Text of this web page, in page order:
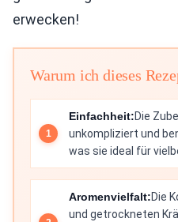
erwecken!
Warum ich dieses
Einfachheit:Die
unkompliziert und
was sie ideal für
Aromenvielfalt:Die
und getrockneten